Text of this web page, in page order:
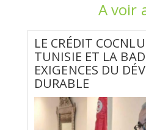
A voir
LE CRÉDIT
TUNISIE ET LA
EXIGENCES DU
DURABLE